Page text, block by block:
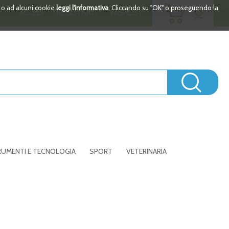
ad alcuni cookie leggi l'informativa. Cliccando su "OK" o proseguendo la
ACCEDI REGISTRATI WISHLIST 0
ARTICOLI
E TECNOLOGIA SPORT VETERINARIA